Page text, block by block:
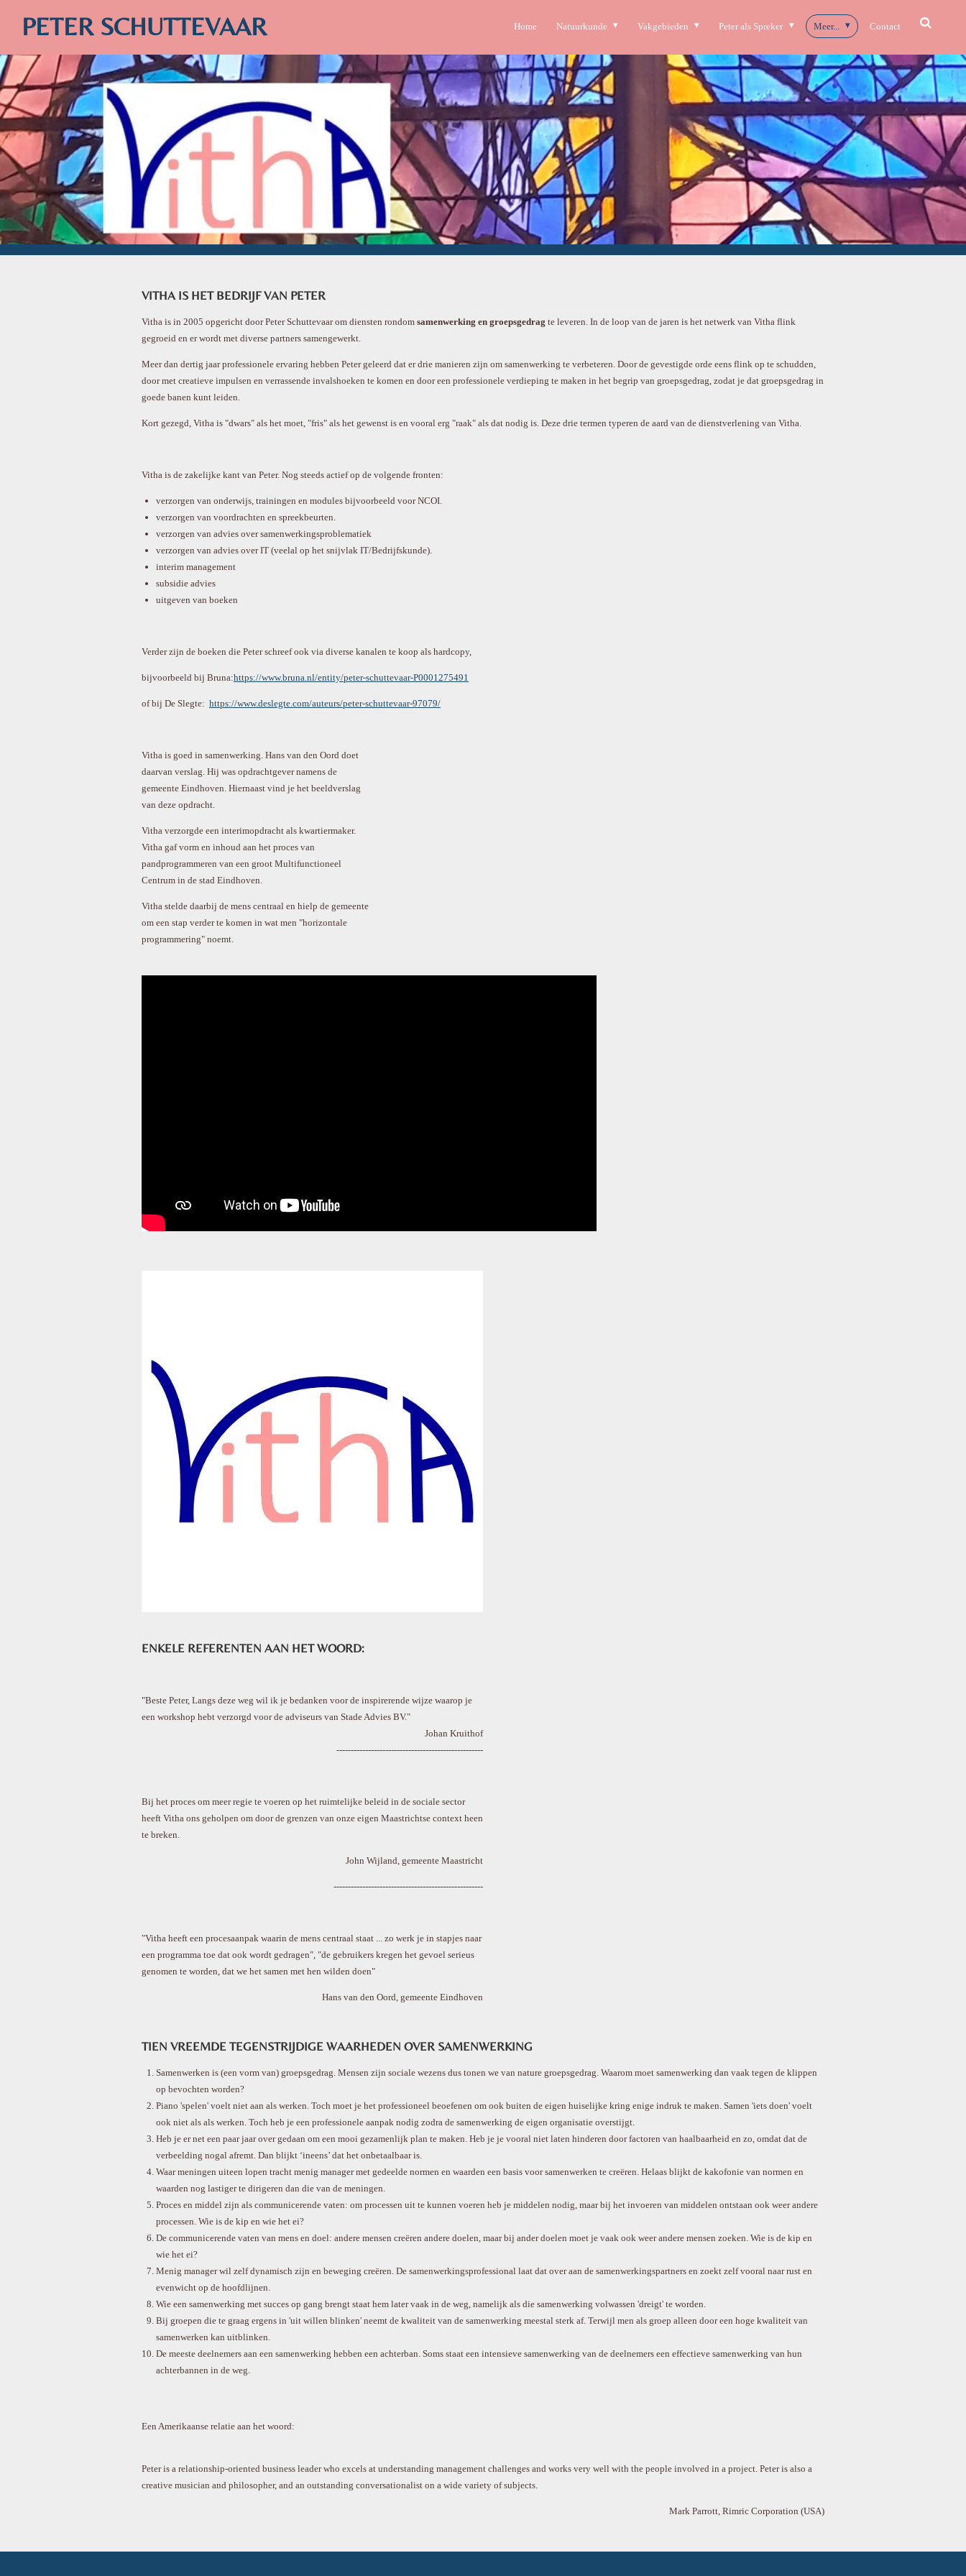
direct
de
hoofdinhoud
PETER SCHUTTEVAAR Home Natuurkunde Vakgebieden Peter als Spreker Meer... Contact
VITHA IS HET BEDRIJF VAN PETER
Vitha is in 2005 opgericht door Peter Schuttevaar om diensten rondom samenwerking en groepsgedrag te leveren. In de loop van de jaren is het netwerk van Vitha flink
gegroeid en er wordt met diverse partners samengewerkt.
Meer dan dertig jaar professionele ervaring hebben Peter geleerd dat er drie manieren zijn om samenwerking te verbeteren. Door de gevestigde orde eens flink op te schudden,
door met creatieve impulsen en verrassende invalshoeken te komen en door een professionele verdieping te maken in het begrip van groepsgedrag, zodat je dat groepsgedrag in
goede banen kunt leiden.
Kort gezegd, Vitha is "dwars" als het moet, "fris" als het gewenst is en vooral erg "raak" als dat nodig is. Deze drie termen typeren de aard van de dienstverlening van Vitha.
Vitha is de zakelijke kant van Peter. Nog steeds actief op de volgende fronten:
verzorgen van onderwijs, trainingen en modules bijvoorbeeld voor NCOI.
verzorgen van voordrachten en spreekbeurten.
verzorgen van advies over samenwerkingsproblematiek
verzorgen van advies over IT (veelal op het snijvlak IT/Bedrijfskunde).
interim management
subsidie advies
uitgeven van boeken
Verder zijn de boeken die Peter schreef ook via diverse kanalen te koop als hardcopy,
bijvoorbeeld bij Bruna:https://www.bruna.nl/entity/peter-schuttevaar-P0001275491
of bij De Slegte: https://www.deslegte.com/auteurs/peter-schuttevaar-97079/
Vitha is goed in samenwerking. Hans van den Oord doet
daarvan verslag. Hij was opdrachtgever namens de
gemeente Eindhoven. Hiernaast vind je het beeldverslag
van deze opdracht.
Vitha verzorgde een interimopdracht als kwartiermaker.
Vitha gaf vorm en inhoud aan het proces van
pandprogrammeren van een groot Multifunctioneel
Centrum in de stad Eindhoven.
Vitha stelde daarbij de mens centraal en hielp de gemeente
om een stap verder te komen in wat men "horizontale
programmering" noemt.
ENKELE REFERENTEN AAN HET WOORD:
"Beste Peter, Langs deze weg wil ik je bedanken voor de inspirerende wijze waarop je
een workshop hebt verzorgd voor de adviseurs van Stade Advies BV."
Johan Kruithof
---------------------------------------------------
Bij het proces om meer regie te voeren op het ruimtelijke beleid in de sociale sector
heeft Vitha ons geholpen om door de grenzen van onze eigen Maastrichtse context heen
te breken.
John Wijland, gemeente Maastricht
----------------------------------------------------
"Vitha heeft een procesaanpak waarin de mens centraal staat ... zo werk je in stapjes naar
een programma toe dat ook wordt gedragen", "de gebruikers kregen het gevoel serieus
genomen te worden, dat we het samen met hen wilden doen"
Hans van den Oord, gemeente Eindhoven
TIEN VREEMDE TEGENSTRIJDIGE WAARHEDEN OVER SAMENWERKING
Samenwerken is (een vorm van) groepsgedrag. Mensen zijn sociale wezens dus tonen we van nature groepsgedrag. Waarom moet samenwerking dan vaak tegen de klippen
op bevochten worden?
Piano 'spelen' voelt niet aan als werken. Toch moet je het professioneel beoefenen om ook buiten de eigen huiselijke kring enige indruk te maken. Samen 'iets doen' voelt
ook niet als als werken. Toch heb je een professionele aanpak nodig zodra de samenwerking de eigen organisatie overstijgt.
Heb je er net een paar jaar over gedaan om een mooi gezamenlijk plan te maken. Heb je je vooral niet laten hinderen door factoren van haalbaarheid en zo, omdat dat de
verbeelding nogal afremt. Dan blijkt ‘ineens’ dat het onbetaalbaar is.
Waar meningen uiteen lopen tracht menig manager met gedeelde normen en waarden een basis voor samenwerken te creëren. Helaas blijkt de kakofonie van normen en
waarden nog lastiger te dirigeren dan die van de meningen.
Proces en middel zijn als communicerende vaten: om processen uit te kunnen voeren heb je middelen nodig, maar bij het invoeren van middelen ontstaan ook weer andere
processen. Wie is de kip en wie het ei?
De communicerende vaten van mens en doel: andere mensen creëren andere doelen, maar bij ander doelen moet je vaak ook weer andere mensen zoeken. Wie is de kip en
wie het ei?
Menig manager wil zelf dynamisch zijn en beweging creëren. De samenwerkingsprofessional laat dat over aan de samenwerkingspartners en zoekt zelf vooral naar rust en
evenwicht op de hoofdlijnen.
Wie een samenwerking met succes op gang brengt staat hem later vaak in de weg, namelijk als die samenwerking volwassen 'dreigt' te worden.
Bij groepen die te graag ergens in 'uit willen blinken' neemt de kwaliteit van de samenwerking meestal sterk af. Terwijl men als groep alleen door een hoge kwaliteit van
samenwerken kan uitblinken.
De meeste deelnemers aan een samenwerking hebben een achterban. Soms staat een intensieve samenwerking van de deelnemers een effectieve samenwerking van hun
achterbannen in de weg.
Een Amerikaanse relatie aan het woord:
Peter is a relationship-oriented business leader who excels at understanding management challenges and works very well with the people involved in a project. Peter is also a
creative musician and philosopher, and an outstanding conversationalist on a wide variety of subjects.
Mark Parrott, Rimric Corporation (USA)